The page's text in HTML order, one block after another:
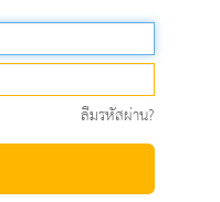
ลืมรหัสผ่าน?